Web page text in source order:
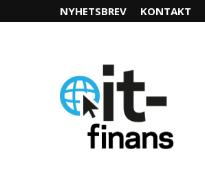
NYHETSBREV KONTAKT